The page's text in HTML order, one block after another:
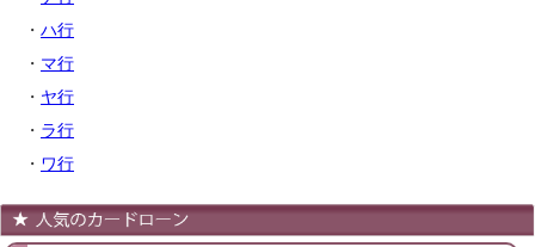
・ ハ行
・ マ行
・ ヤ行
・ ラ行
・ ワ行